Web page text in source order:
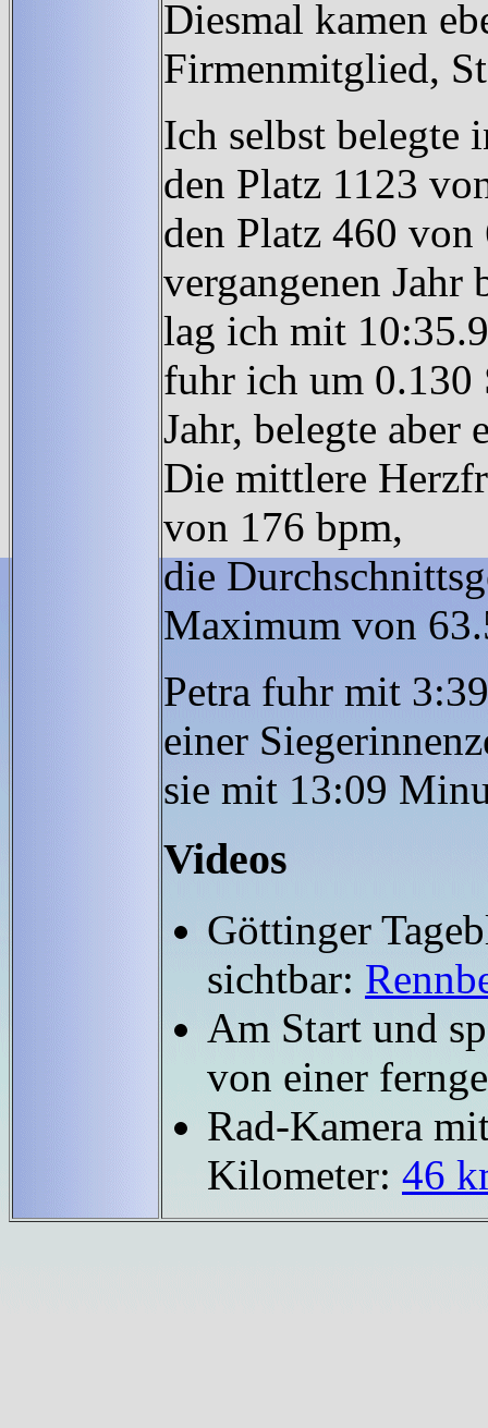
Diesmal kamen
Firmenmitglied,
Ich selbst belegte
den Platz 1123
den Platz 460
vergangenen
lag ich mit
fuhr ich um 0.130
Jahr, belegte aber
Die mittlere
von 176 bpm,
die
Maximum von
Petra fuhr mit
einer
sie mit 13:09
Videos
Göttinger
sichtbar:
Am Start und
von einer
Rad-Kamera
Kilometer: 46